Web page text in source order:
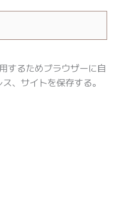
するためブラウザーに自
、サイトを保存する。